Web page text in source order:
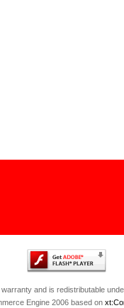
and is redistributable
Engine 2006 based on